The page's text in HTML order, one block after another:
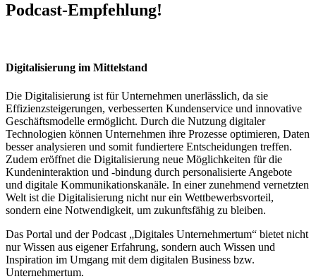
Podcast-Empfehlung!
Digitalisierung im Mittelstand
Die Digitalisierung ist für Unternehmen unerlässlich, da sie
Effizienzsteigerungen, verbesserten Kundenservice und innovative
Geschäftsmodelle ermöglicht. Durch die Nutzung digitaler
Technologien können Unternehmen ihre Prozesse optimieren, Daten
besser analysieren und somit fundiertere Entscheidungen treffen.
Zudem eröffnet die Digitalisierung neue Möglichkeiten für die
Kundeninteraktion und -bindung durch personalisierte Angebote
und digitale Kommunikationskanäle. In einer zunehmend vernetzten
Welt ist die Digitalisierung nicht nur ein Wettbewerbsvorteil,
sondern eine Notwendigkeit, um zukunftsfähig zu bleiben.
Das Portal und der Podcast „Digitales Unternehmertum“ bietet nicht
nur Wissen aus eigener Erfahrung, sondern auch Wissen und
Inspiration im Umgang mit dem digitalen Business bzw.
Unternehmertum.